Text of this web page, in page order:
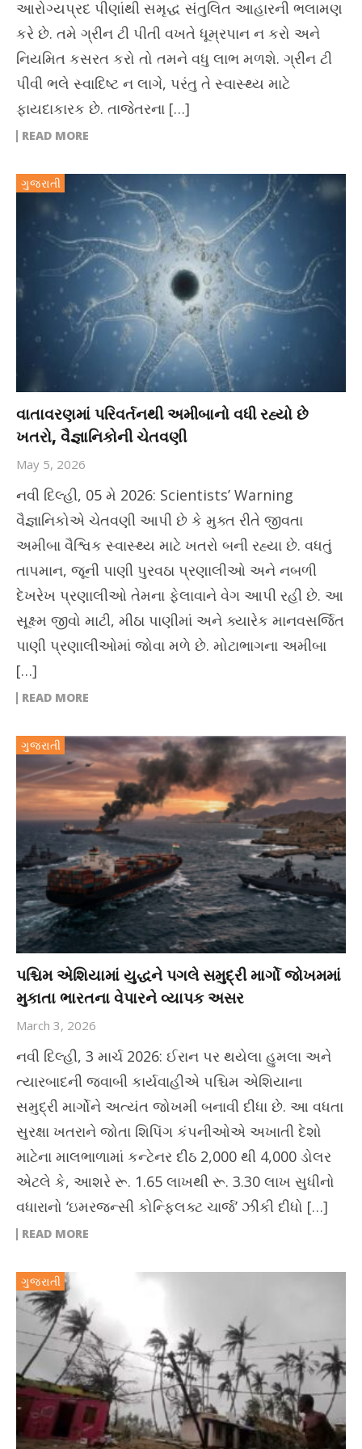
આરોગ્યપ્રદ પીણાંથી સમૃદ્ધ સંતુલિત આહારની ભલામણ
કરે છે. તમે ગ્રીન ટી પીતી વખતે ધૂમ્રપાન ન કરો અને
નિયમિત કસરત કરો તો તમને વધુ લાભ મળશે. ગ્રીન ટી
પીવી ભલે સ્વાદિષ્ટ ન લાગે, પરંતુ તે સ્વાસ્થ્ય માટે
ફાયદાકારક છે. તાજેતરના […]
READ MORE
ગુજરાતી
વાતાવરણમાં પરિવર્તનથી અમીબાનો વધી રહ્યો છે
ખતરો, વૈજ્ઞાનિકોની ચેતવણી
May 5, 2026
નવી દિલ્હી, 05 મે 2026: Scientists’ Warning
વૈજ્ઞાનિકોએ ચેતવણી આપી છે કે મુક્ત રીતે જીવતા
અમીબા વૈશ્વિક સ્વાસ્થ્ય માટે ખતરો બની રહ્યા છે. વધતું
તાપમાન, જૂની પાણી પુરવઠા પ્રણાલીઓ અને નબળી
દેખરેખ પ્રણાલીઓ તેમના ફેલાવાને વેગ આપી રહી છે. આ
સૂક્ષ્મ જીવો માટી, મીઠા પાણીમાં અને ક્યારેક માનવસર્જિત
પાણી પ્રણાલીઓમાં જોવા મળે છે. મોટાભાગના અમીબા
[…]
READ MORE
ગુજરાતી
પશ્ચિમ એશિયામાં યુદ્ધને પગલે સમુદ્રી માર્ગો જોખમમાં
મુકાતા ભારતના વેપારને વ્યાપક અસર
March 3, 2026
નવી દિલ્હી, 3 માર્ચ 2026: ઈરાન પર થયેલા હુમલા અને
ત્યારબાદની જવાબી કાર્યવાહીએ પશ્ચિમ એશિયાના
સમુદ્રી માર્ગોને અત્યંત જોખમી બનાવી દીધા છે. આ વધતા
સુરક્ષા ખતરાને જોતા શિપિંગ કંપનીઓએ અખાતી દેશો
માટેના માલભાળામાં કન્ટેનર દીઠ 2,000 થી 4,000 ડોલર
એટલે કે, આશરે રૂ. 1.65 લાખથી રૂ. 3.30 લાખ સુધીનો
વધારાનો ‘ઇમરજન્સી કોન્ફ્લિક્ટ ચાર્જ’ ઝીંકી દીધો […]
READ MORE
ગુજરાતી